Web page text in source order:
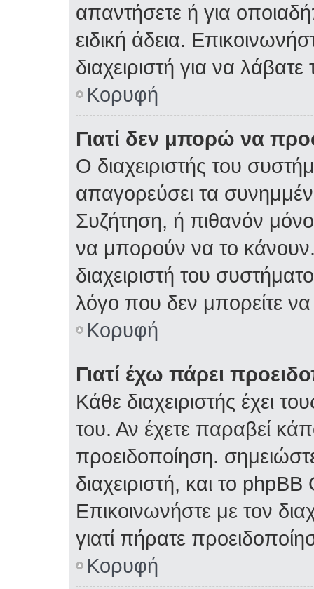
απαντήσετε ή για
ειδική άδεια.
διαχειριστή για να λάβατε
Κορυφή
Γιατί δεν μπορώ να
Ο διαχειριστής του
απαγορεύσει τα
Συζήτηση, ή πιθανόν
να μπορούν να το
διαχειριστή του
λόγο που δεν μπορείτε
Κορυφή
Γιατί έχω πάρει
Κάθε διαχειριστής έχει
του. Αν έχετε παραβεί
προειδοποίηση.
διαχειριστή, και το
Επικοινωνήστε με τον
γιατί πήρατε
Κορυφή